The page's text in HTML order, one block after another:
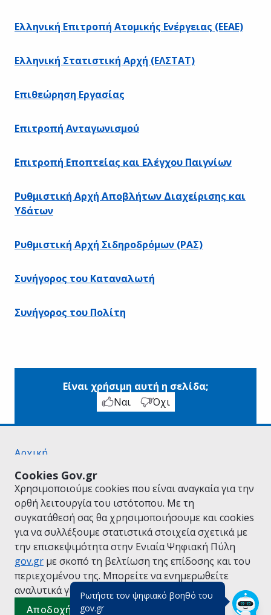
Ρωτήστε τον ψηφιακό βοηθό του
gov.gr(πάτησε για κλείσιμο)
Cookies Gov.gr
Χρησιμοποιούμε cookies που είναι αναγκαία για την
ορθή λειτουργία του ιστότοπου. Με τη
συγκατάθεσή σας θα χρησιμοποιήσουμε και cookies
για να συλλέξουμε στατιστικά στοιχεία σχετικά με
την επισκεψιμότητα στην Ενιαία Ψηφιακή Πύλη
gov.gr με σκοπό τη βελτίωση της επίδοσης και του
περιεχομένου της. Μπορείτε να ενημερωθείτε
αναλυτικά για την Πολιτική Cookies.
Αποδοχή όλων
Ελληνική Επιτροπή Ατομικής Ενέργειας (ΕΕΑΕ)
Ελληνική Στατιστική Αρχή (ΕΛΣΤΑΤ)
Επιθεώρηση Εργασίας
Επιτροπή Ανταγωνισμού
Επιτροπή Εποπτείας και Ελέγχου Παιγνίων
Ρυθμιστική Αρχή Αποβλήτων Διαχείρισης και
Υδάτων
Ρυθμιστική Αρχή Σιδηροδρόμων (ΡΑΣ)
Συνήγορος του Καταναλωτή
Συνήγορος του Πολίτη
Είναι χρήσιμη αυτή η σελίδα;
Ναι
Όχι
Αρχική
Όροι Χρήσης
Πολιτική Απορρήτου
Δήλωση προσβασιμότητας
Πολιτική cookies
Προτάσεις για το gov.gr
Υλοποίηση από το Υπουργείο Ψηφιακής
Διακυβέρνησης
Ελληνικά |Αγγλικά